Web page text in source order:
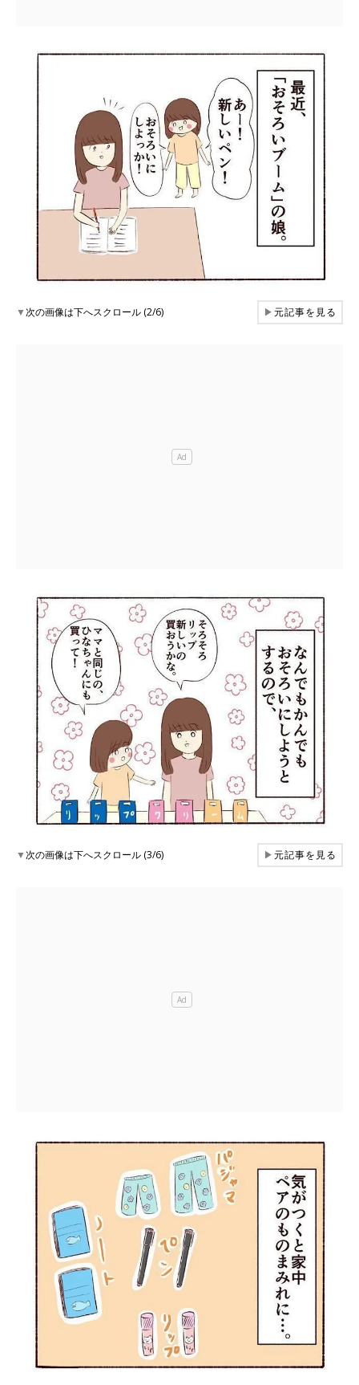
▼次の画像は下へスクロール (2/6) ▶元記事を見る
▼次の画像は下へスクロール (3/6) ▶元記事を見る